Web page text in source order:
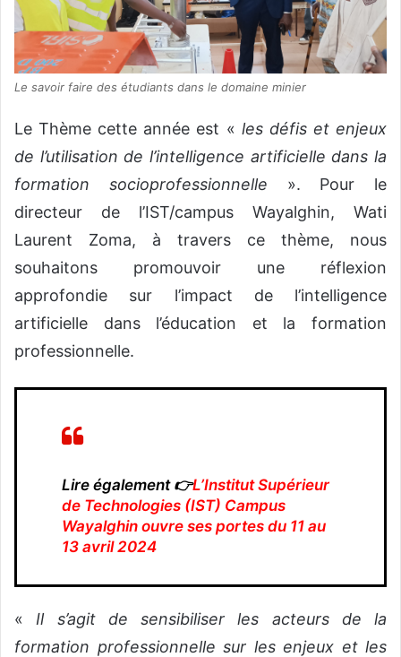
Le savoir faire des étudiants dans le domaine minier
Le Thème cette année est « les défis et enjeux
de l’utilisation de l’intelligence artificielle dans la
formation socioprofessionnelle ». Pour le
directeur de l’IST/campus Wayalghin, Wati
Laurent Zoma, à travers ce thème, nous
souhaitons promouvoir une réflexion
approfondie sur l’impact de l’intelligence
artificielle dans l’éducation et la formation
professionnelle.
Lire également 👉L’Institut Supérieur
de Technologies (IST) Campus
Wayalghin ouvre ses portes du 11 au
13 avril 2024
« Il s’agit de sensibiliser les acteurs de la
formation professionnelle sur les enjeux et les